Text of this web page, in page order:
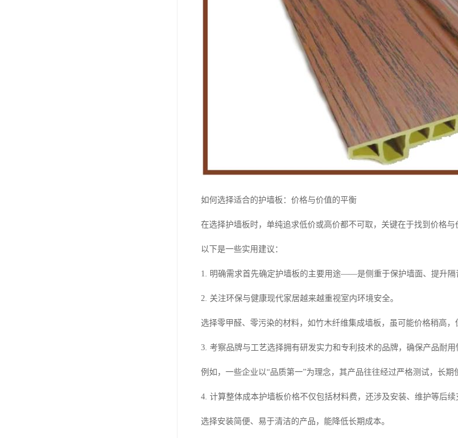
如何选择适合的护墙板：价格与价值的平衡
在选择护墙板时，单纯追求低价或高价都不可取，关键在于找到价格与
以下是一些实用建议：
1. 明确需求首先确定护墙板的主要用途——是侧重于保护墙面、提升隔
2. 关注环保与健康现代家居越来越重视室内环境安全。
选择零甲醛、零污染的材料，如竹木纤维集成墙板，虽可能价格稍高，
3. 考察品牌与工艺选择拥有研发实力和专利技术的品牌，确保产品耐用
例如，一些企业以“品质第一”为理念，其产品往往经过严格测试，长期
4. 计算整体成本护墙板价格不仅包括材料费，还涉及安装、维护等后续
选择安装简便、易于清洁的产品，能降低长期成本。